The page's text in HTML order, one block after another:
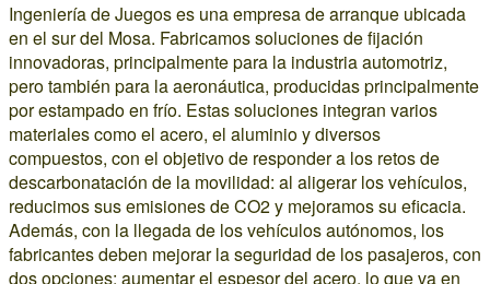
Ingeniería de Juegos es una empresa de arranque ubicada
en el sur del Mosa. Fabricamos soluciones de fijación
innovadoras, principalmente para la industria automotriz,
pero también para la aeronáutica, producidas principalmente
por estampado en frío. Estas soluciones integran varios
materiales como el acero, el aluminio y diversos
compuestos, con el objetivo de responder a los retos de
descarbonatación de la movilidad: al aligerar los vehículos,
reducimos sus emisiones de CO2 y mejoramos su eficacia.
Además, con la llegada de los vehículos autónomos, los
fabricantes deben mejorar la seguridad de los pasajeros, con
dos opciones: aumentar el espesor del acero, lo que va en